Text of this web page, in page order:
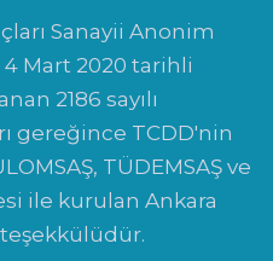
Sanayii Anonim
4 Mart 2020 tarihli
2186 sayılı
gereğince TCDD'nin
TÜDEMSAŞ ve
ile kurulan Ankara